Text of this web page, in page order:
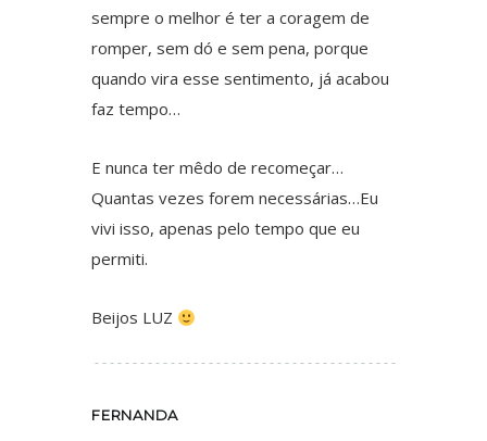
sempre o melhor é ter a coragem de
romper, sem dó e sem pena, porque
quando vira esse sentimento, já acabou
faz tempo…
E nunca ter mêdo de recomeçar…
Quantas vezes forem necessárias…Eu
vivi isso, apenas pelo tempo que eu
permiti.
Beijos LUZ
FERNANDA